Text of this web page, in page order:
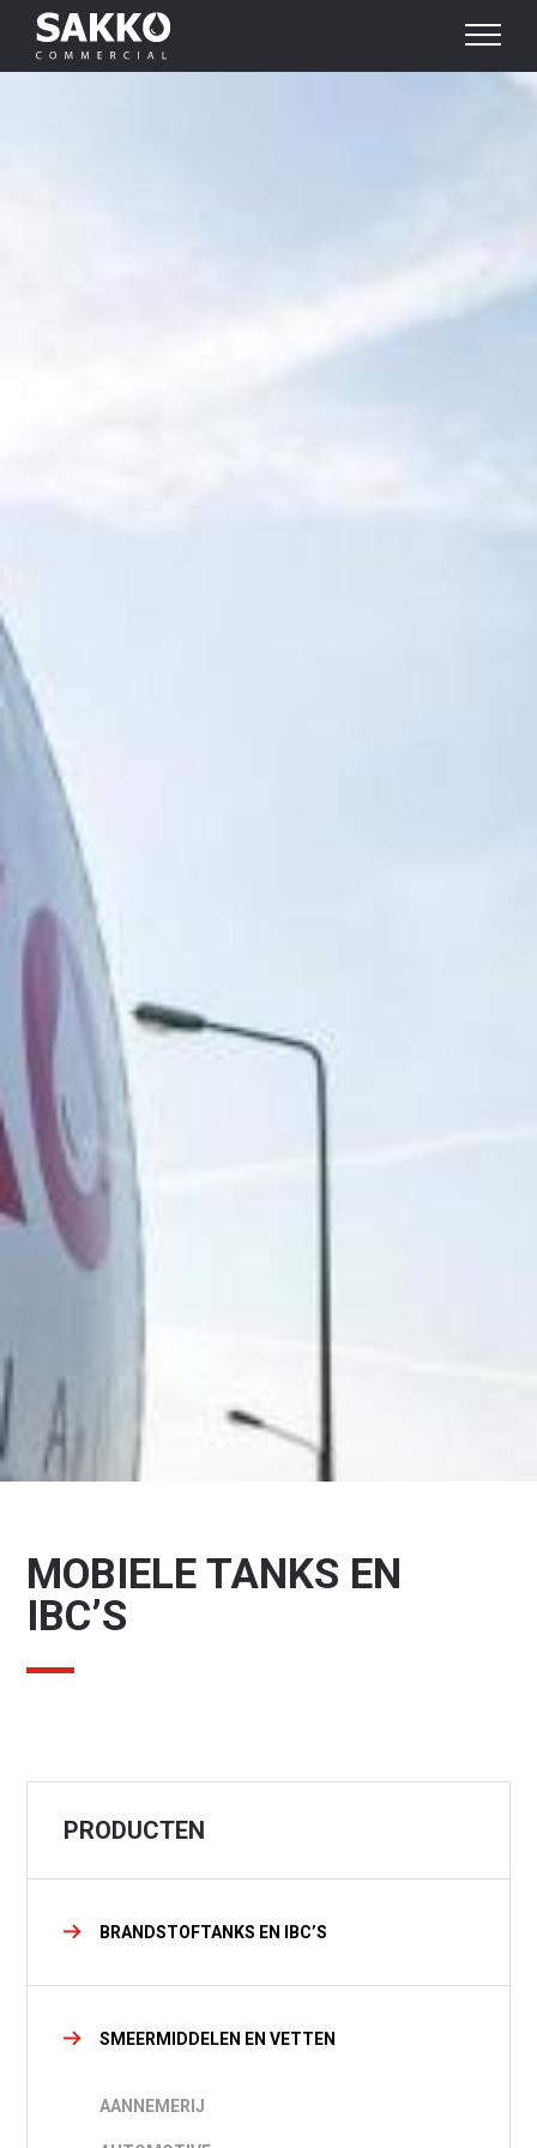
PRODUCTEN
BRANDSTOFTANKS EN IBC’S
SMEERMIDDELEN EN VETTEN
AANNEMERIJ
MOBIELE TANKS EN
IBC’S